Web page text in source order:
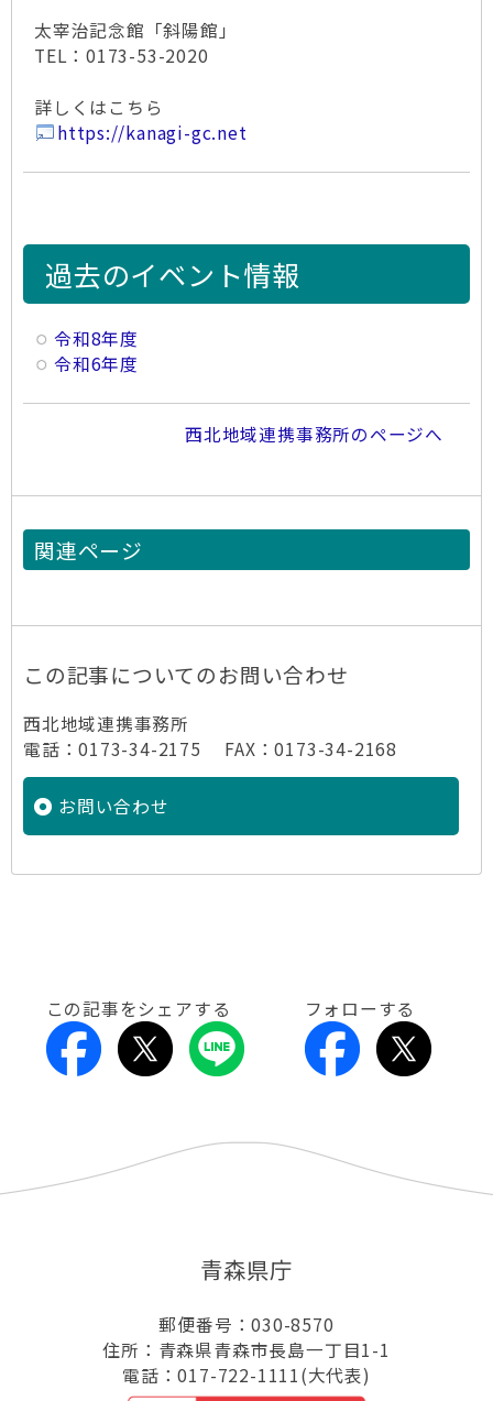
太宰治記念館「斜陽館」
TEL：0173-53-2020
詳しくはこちら
https://kanagi-gc.net
過去のイベント情報
令和8年度
令和6年度
西北地域連携事務所のページへ
関連ページ
この記事についてのお問い合わせ
西北地域連携事務所
電話：0173-34-2175 FAX：0173-34-2168
お問い合わせ
この記事をシェアする フォローする
青森県庁
郵便番号：030-8570
住所：青森県青森市長島一丁目1-1
電話：017-722-1111(大代表)